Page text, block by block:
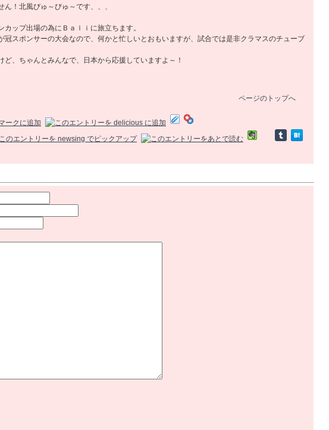
！北風びゅ～びゅ～です、、、
ップ出場の為にＢａｌｉに旅立ちます。
冠スポンサーの大会なので、何かと忙しいとおもいますが、試合では是非クラマスのチューブ
、ちゃんとみんなで、日本から応援していますよ～！
ページのトップへ